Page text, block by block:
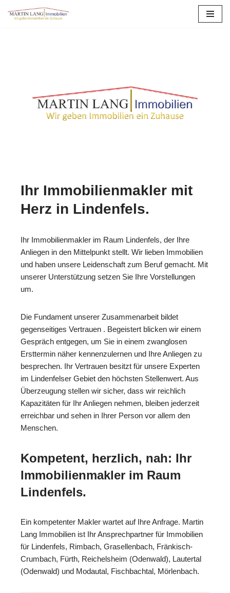
Ihr Immobilienmakler mit
Herz in Lindenfels.
Ihr Immobilienmakler im Raum Lindenfels, der Ihre
Anliegen in den Mittelpunkt stellt. Wir lieben Immobilien
und haben unsere Leidenschaft zum Beruf gemacht. Mit
unserer Unterstützung setzen Sie Ihre Vorstellungen
um.
Die Fundament unserer Zusammenarbeit bildet
gegenseitiges Vertrauen . Begeistert blicken wir einem
Gespräch entgegen, um Sie in einem zwanglosen
Ersttermin näher kennenzulernen und Ihre Anliegen zu
besprechen. Ihr Vertrauen besitzt für unsere Experten
im Lindenfelser Gebiet den höchsten Stellenwert. Aus
Überzeugung stellen wir sicher, dass wir reichlich
Kapazitäten für Ihr Anliegen nehmen, bleiben jederzeit
erreichbar und sehen in Ihrer Person vor allem den
Menschen.
Kompetent, herzlich, nah: Ihr
Immobilienmakler im Raum
Lindenfels.
Ein kompetenter Makler wartet auf Ihre Anfrage. Martin
Lang Immobilien ist Ihr Ansprechpartner für Immobilien
für Lindenfels, Rimbach, Grasellenbach, Fränkisch-
Crumbach, Fürth, Reichelsheim (Odenwald), Lautertal
(Odenwald) und Modautal, Fischbachtal, Mörlenbach.